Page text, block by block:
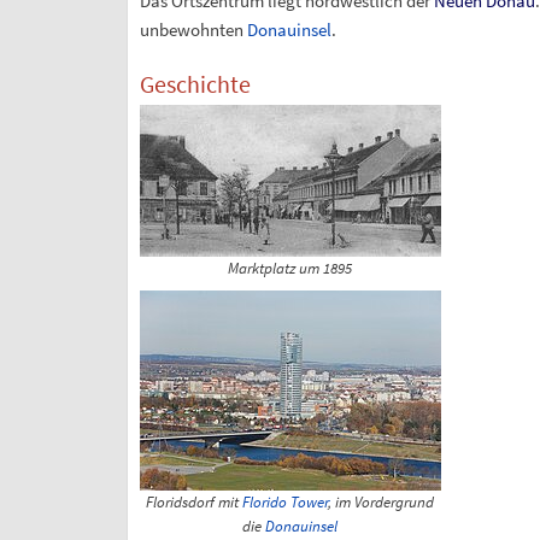
unbewohnten Donauinsel.
Geschichte
Marktplatz um 1895
Floridsdorf mitFlorido Tower, im Vordergrund
dieDonauinsel